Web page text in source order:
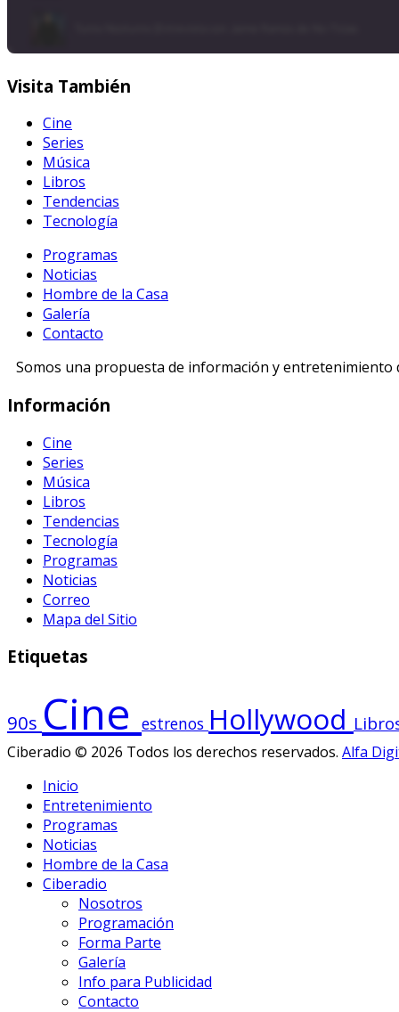
Visita También
Cine
Series
Música
Libros
Tendencias
Tecnología
Programas
Noticias
Hombre de la Casa
Galería
Contacto
Somos una propuesta de información y
Información
Cine
Series
Música
Libros
Tendencias
Tecnología
Programas
Noticias
Correo
Mapa del Sitio
Etiquetas
90s Cine estrenos Hollywood
Ciberadio © 2026 Todos los derechos reservados. Alfa
Inicio
Entretenimiento
Programas
Noticias
Hombre de la Casa
Ciberadio
Nosotros
Programación
Forma Parte
Galería
Info para Publicidad
Contacto